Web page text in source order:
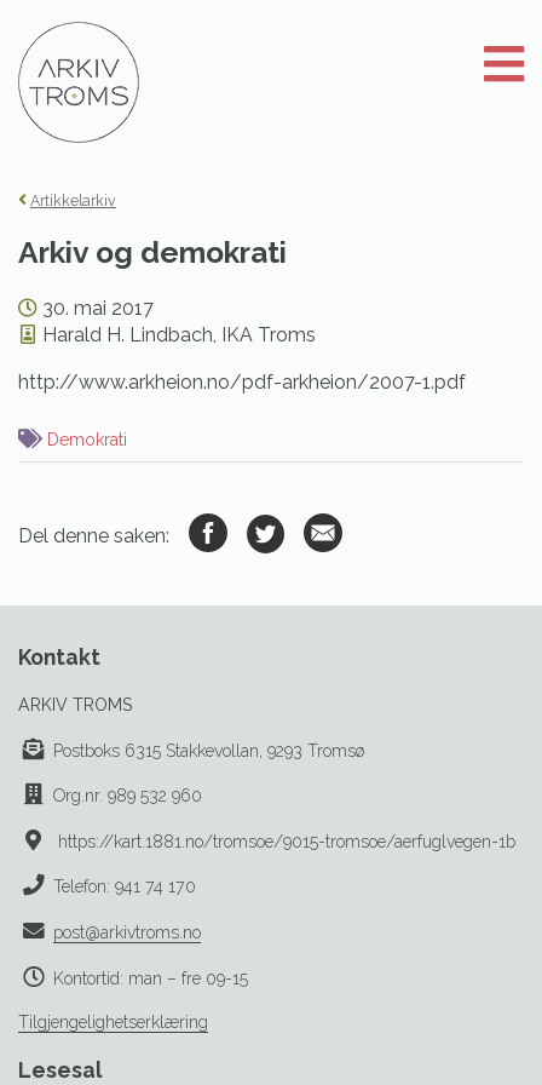
innhold
Artikkelarkiv
Arkiv og demokrati
30. mai 2017
Harald H. Lindbach, IKA Troms
http://www.arkheion.no/pdf-arkheion/2007-1.pdf
Demokrati
Del denne saken:
Kontakt
ARKIV TROMS
Postboks 6315 Stakkevollan, 9293 Tromsø
Org.nr. 989 532 960
https://kart.1881.no/tromsoe/9015-tromsoe/aerfuglvegen-1b
Telefon: 941 74 170
post@arkivtroms.no
Kontortid: man – fre 09-15
Tilgjengelighetserklæring
Lesesal